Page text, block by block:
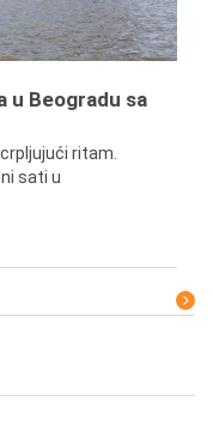
u Beogradu sa
ritam.
sati u